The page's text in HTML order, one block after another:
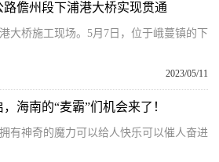
儋州段下浦港大桥实现贯通
大桥施工现场。5月7日，位于峨蔓镇的下
2023/05/11
海南的“麦霸”们机会来了！
有神奇的魔力可以给人快乐可以催人奋进